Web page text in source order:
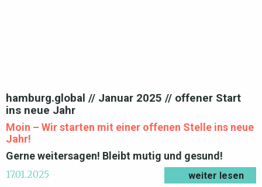
hamburg.global // Januar 2025 // offener Start
ins neue Jahr
Moin – Wir starten mit einer offenen Stelle ins neue
Jahr!
Gerne weitersagen! Bleibt mutig und gesund!
17.01.2025 weiter lesen